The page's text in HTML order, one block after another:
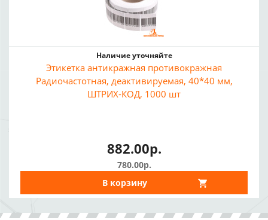
Наличие уточняйте
Этикетка антикражная противокражная
Радиочастотная, деактивируемая, 40*40 мм,
ШТРИХ-КОД, 1000 шт
882.00р.
780.00р.
В корзину